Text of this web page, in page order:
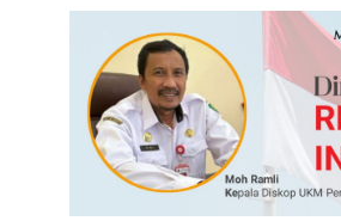
t
e
n
a
g
a
k
e
r